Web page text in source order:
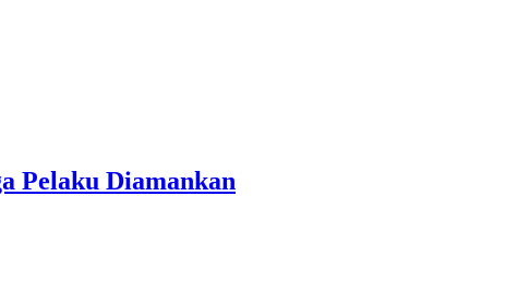
Pelaku Diamankan